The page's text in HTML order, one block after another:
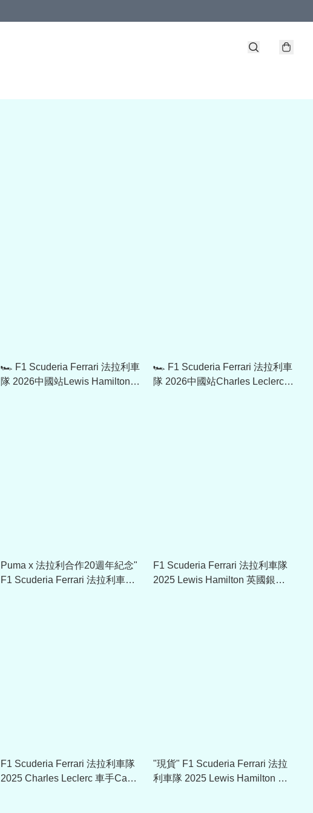
🏎️ F1 Scuderia Ferrari 法拉利車
隊 2026中國站Lewis Hamilton
🏎️ F1 Scuderia Ferrari 法拉利車
隊 2026中國站Charles Leclerc
Puma x 法拉利合作20週年紀念"
F1 Scuderia Ferrari 法拉利車隊
F1 Scuderia Ferrari 法拉利車隊
2025 Lewis Hamilton 英國銀石
F1 Scuderia Ferrari 法拉利車隊
2025 Charles Leclerc 車手Cap
"現貨" F1 Scuderia Ferrari 法拉
利車隊 2025 Lewis Hamilton 車